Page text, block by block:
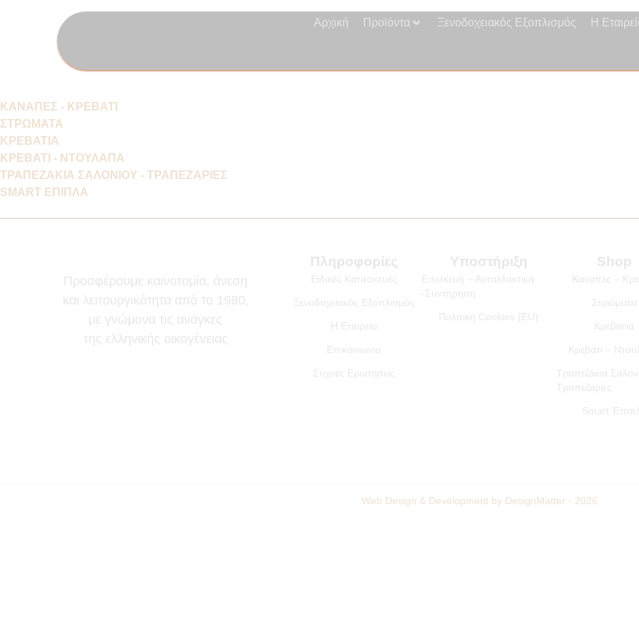
Αρχική Προϊόντα Ξενοδοχειακός Εξοπλισμός Η
ΚΑΝΑΠΕΣ - ΚΡΕΒΑΤΙ
ΣΤΡΩΜΑΤΑ
ΚΡΕΒΑΤΙΑ
ΚΡΕΒΑΤΙ - ΝΤΟΥΛΑΠΑ
ΤΡΑΠΕΖΑΚΙΑ ΣΑΛΟΝΙΟΥ - ΤΡΑΠΕΖΑΡΙΕΣ
SMART ΕΠΙΠΛΑ
Προσφέρουμε καινοτομία, άνεση
και λειτουργικότητα από το 1980,
με γνώμονα τις ανάγκες
της ελληνικής οικογένειας
Πληροφορίες
Ειδικές Κατασκευές
Ξενοδοχειακός Εξοπλισμός
Η Εταιρεία
Επικοινωνία
Συχνές Ερωτήσεις
Υποστήριξη
Επισκευή – Ανταλλακτικά
-Συντήρηση
Πολιτική Cookies (EU)
Shop
Καναπές –
Στρώματα
Κρεβάτια
Κρεβάτι –
Τραπεζάκια
Τραπεζαρίες
Smart
Web Design & Development by DesignMatter - 2026